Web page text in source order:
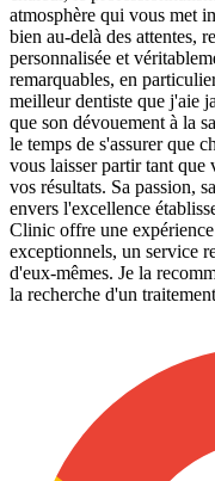
atmosphère qui vous met
bien au-delà des attentes,
personnalisée et
remarquables, en
meilleur dentiste que j'aie
que son dévouement à la
le temps de s'assurer que
vous laisser partir tant que
vos résultats. Sa passion,
envers l'excellence
Clinic offre une
exceptionnels, un service
d'eux-mêmes. Je la
la recherche d'un